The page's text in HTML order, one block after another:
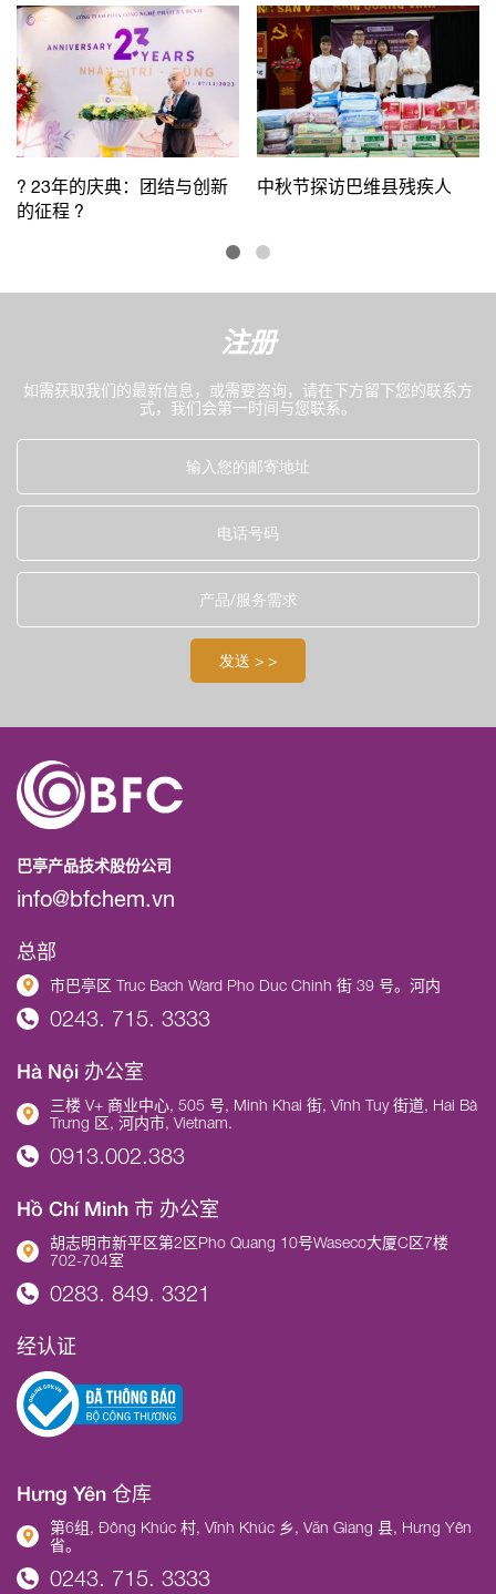
? 23年的庆典：团结与创新
的征程 ?
中秋节探访巴维县残疾人
注册
如需获取我们的最新信息，或需要咨询，请在下方留下您的联系方
式，我们会第一时间与您联系。
巴亭产品技术股份公司
info@bfchem.vn
总部
市巴亭区 Truc Bach Ward Pho Duc Chinh 街 39 号。河内
0243. 715. 3333
Hà Nội 办公室
三楼 V+ 商业中心, 505 号, Minh Khai 街, Vĩnh Tuy 街道, Hai Bà
Trưng 区, 河内市, Vietnam.
0913.002.383
Hồ Chí Minh 市 办公室
胡志明市新平区第2区Pho Quang 10号Waseco大厦C区7楼
702-704室
0283. 849. 3321
经认证
Hưng Yên 仓库
第6组, Đông Khúc 村, Vĩnh Khúc 乡, Văn Giang 县, Hưng Yên
省。
0243. 715. 3333